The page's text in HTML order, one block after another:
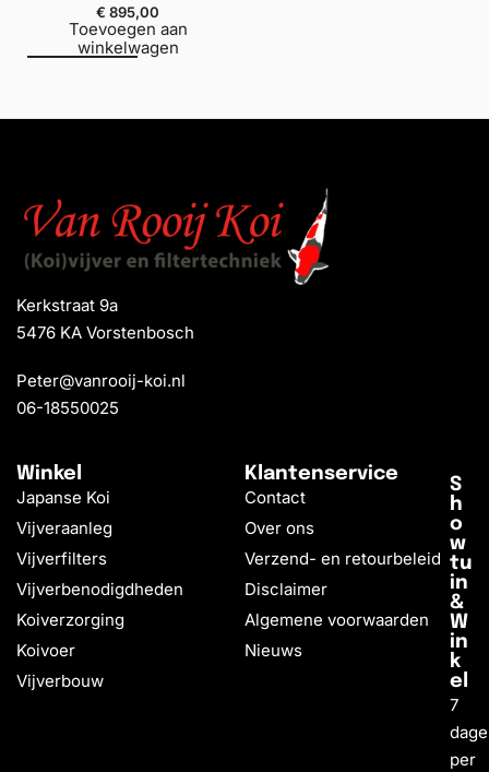
€ 895,00
Toevoegen aan
winkelwagen
Kerkstraat 9a
5476 KA Vorstenbosch
Peter@vanrooij-koi.nl
06-18550025
Winkel
Japanse Koi
Vijveraanleg
Vijverfilters
Vijverbenodigdheden
Koiverzorging
Koivoer
Vijverbouw
Klantenservice
Contact
Over ons
Verzend- en retourbeleid
Disclaimer
Algemene voorwaarden
Nieuws
S
h
o
w
tu
in
&
W
in
k
el
7
per